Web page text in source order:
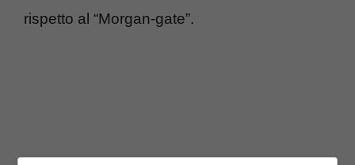
rispetto al “Morgan-gate”.